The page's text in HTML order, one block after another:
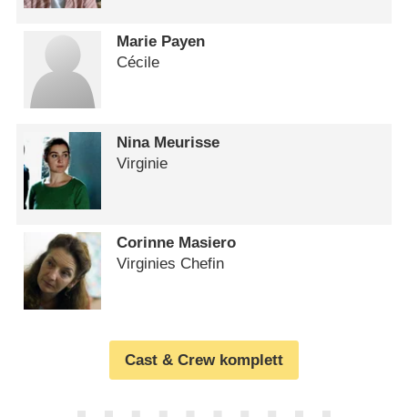
Marie Payen
Cécile
Nina Meurisse
Virginie
Corinne Masiero
Virginies Chefin
Cast & Crew komplett